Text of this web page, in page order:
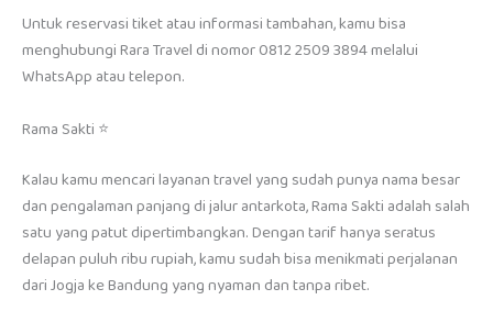
Untuk reservasi tiket atau informasi tambahan, kamu bisa
menghubungi Rara Travel di nomor 0812 2509 3894 melalui
WhatsApp atau telepon.
Rama Sakti ⭐
Kalau kamu mencari layanan travel yang sudah punya nama besar
dan pengalaman panjang di jalur antarkota, Rama Sakti adalah salah
satu yang patut dipertimbangkan. Dengan tarif hanya seratus
delapan puluh ribu rupiah, kamu sudah bisa menikmati perjalanan
dari Jogja ke Bandung yang nyaman dan tanpa ribet.